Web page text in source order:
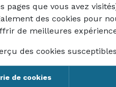
pages que vous avez
des cookies pour
de meilleures
des cookies
de cookies